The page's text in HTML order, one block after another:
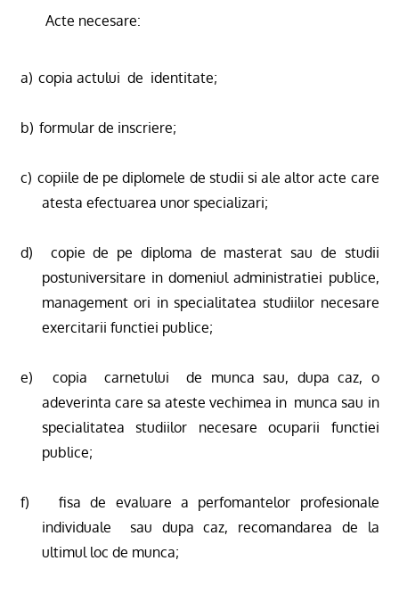
Acte necesare:
a) copia actului de identitate;
b) formular de inscriere;
c) copiile de pe diplomele de studii si ale altor acte care
atesta efectuarea unor specializari;
d)
copie de pe diploma de masterat sau de studii
postuniversitare in domeniul administratiei publice,
management ori in specialitatea studiilor necesare
exercitarii functiei publice;
e) copia carnetului
de munca sau, dupa caz, o
adeverinta care sa ateste vechimea in munca sau in
specialitatea studiilor necesare ocuparii functiei
publice;
f)
fisa de evaluare a perfomantelor profesionale
individuale
sau dupa caz, recomandarea de la
ultimul loc de munca;